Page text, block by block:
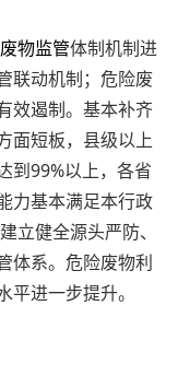
物监管体制机制进
联动机制；危险废
效遏制。基本补齐
面短板，县级以上
到99%以上，各省
力基本满足本行政
立健全源头严防、
体系。危险废物利
进一步提升。